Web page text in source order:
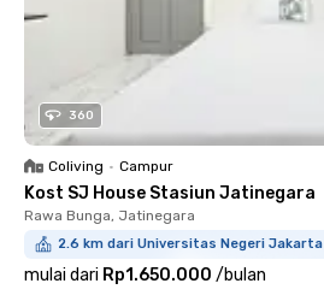
360
Coliving • Campur
Kost SJ House Stasiun Jatinegara
Rawa Bunga, Jatinegara
2.6 km dari Universitas Negeri Jakarta
mulai dari Rp1.650.000 /bulan